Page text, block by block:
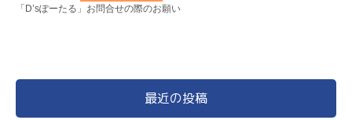
「D’sぽーたる」お問合せの際のお願い
最近の投稿